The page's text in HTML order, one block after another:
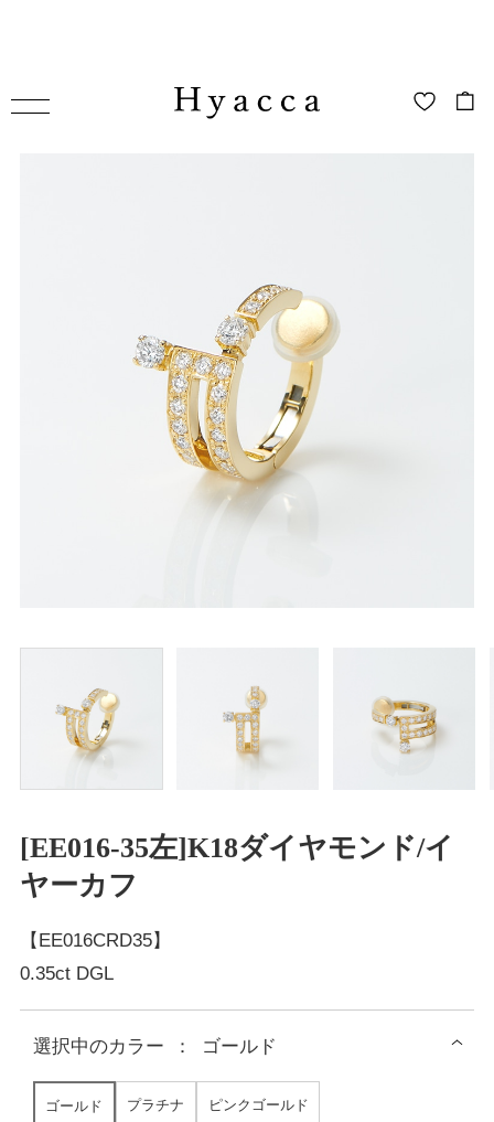
[EE016-35左]K18ダイヤモンド/イ
ヤーカフ
【EE016CRD35】
0.35ct DGL
選択中のカラー ： ゴールド
ゴールド プラチナ ピンクゴールド